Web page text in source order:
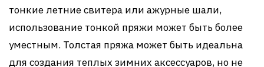
тонкие летние свитера или ажурные шали,
использование тонкой пряжи может быть более
уместным. Толстая пряжа может быть идеальна
для создания теплых зимних аксессуаров, но не